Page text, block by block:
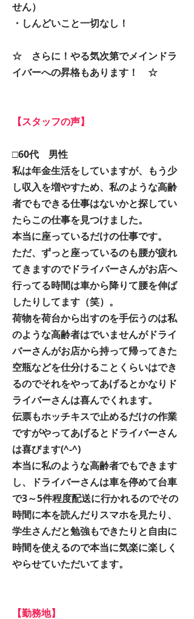
せん）
・しんどいこと一切なし！
☆ さらに！やる気次第でメインドラ
イバーへの昇格もあります！ ☆
【スタッフの声】
□60代 男性
私は年金生活をしていますが、もう少
し収入を増やすため、私のような高齢
者でもできる仕事はないかと探してい
たらこの仕事を見つけました。
本当に座っているだけの仕事です。
ただ、ずっと座っているのも腰が疲れ
てきますのでドライバーさんがお店へ
行ってる時間は車から降りて腰を伸ば
したりしてます（笑）。
荷物を荷台から出すのを手伝うのは私
のような高齢者はでいませんがドライ
バーさんがお店から持って帰ってきた
空瓶などを仕分けることくらいはでき
るのでそれをやってあげるとかなりド
ライバーさんは喜んでくれます。
伝票もホッチキスで止めるだけの作業
ですがやってあげるとドライバーさん
は喜びます(^-^)
本当に私のような高齢者でもできます
し、ドライバーさんは車を停めて台車
で3～5件程度配送に行かれるのでその
時間に本を読んだりスマホを見たり、
学生さんだと勉強もできたりと自由に
時間を使えるので本当に気楽に楽しく
やらせていただいてます。
【勤務地】